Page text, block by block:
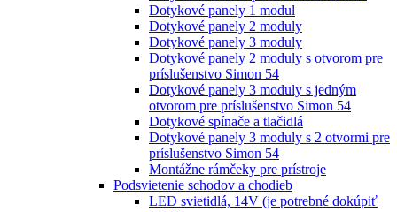
Dotykové panely 1 modul
Dotykové panely 2 moduly
Dotykové panely 3 moduly
Dotykové panely 2 moduly s otvorom pre
príslušenstvo Simon 54
Dotykové panely 3 moduly s jedným
otvorom pre príslušenstvo Simon 54
Dotykové spínače a tlačidlá
Dotykové panely 3 moduly s 2 otvormi pre
príslušenstvo Simon 54
Montážne rámčeky pre prístroje
Podsvietenie schodov a chodieb
LED svietidlá, 14V (je potrebné dokúpiť